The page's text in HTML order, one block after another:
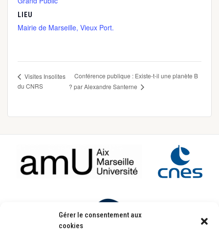
Gérer le consentement aux
cookies
LIEU
Mairie de Marseille, Vieux Port.
Visites Insolites
du CNRS
Conférence publique : Existe-t-il une planète B
? par Alexandre Santerne